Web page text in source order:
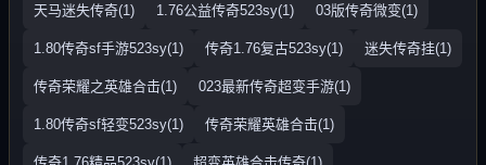
天马迷失传奇(1) 1.76公益传奇523sy(1) 03版传奇微变(1)
1.80传奇sf手游523sy(1) 传奇1.76复古523sy(1) 迷失传奇挂(1)
传奇荣耀之英雄合击(1) 023最新传奇超变手游(1)
1.80传奇sf轻变523sy(1) 传奇荣耀英雄合击(1)